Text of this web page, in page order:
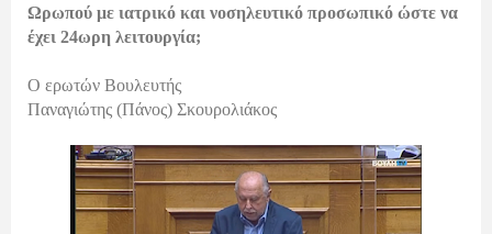
Ωρωπού με ιατρικό και νοσηλευτικό προσωπικό ώστε να
έχει 24ωρη λειτουργία;
Ο ερωτών Βουλευτής
Παναγιώτης (Πάνος) Σκουρολιάκος